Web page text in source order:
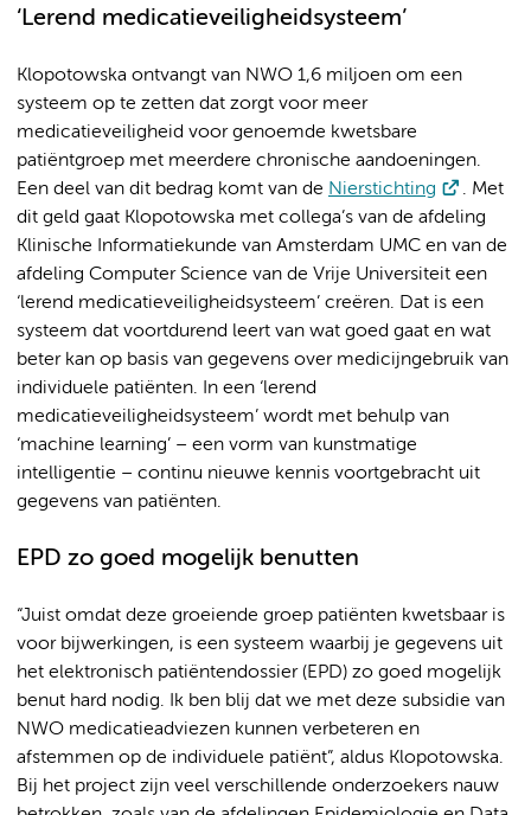
‘Lerend medicatieveiligheidsysteem’
Klopotowska ontvangt van NWO 1,6 miljoen om een
systeem op te zetten dat zorgt voor meer
medicatieveiligheid voor genoemde kwetsbare
patiëntgroep met meerdere chronische aandoeningen.
Een deel van dit bedrag komt van de Nierstichting
. Met
dit geld gaat Klopotowska met collega’s van de afdeling
Klinische Informatiekunde van Amsterdam UMC en van de
afdeling Computer Science van de Vrije Universiteit een
‘lerend medicatieveiligheidsysteem’ creëren. Dat is een
systeem dat voortdurend leert van wat goed gaat en wat
beter kan op basis van gegevens over medicijngebruik van
individuele patiënten. In een ‘lerend
medicatieveiligheidsysteem’ wordt met behulp van
‘machine learning’ – een vorm van kunstmatige
intelligentie – continu nieuwe kennis voortgebracht uit
gegevens van patiënten.
EPD zo goed mogelijk benutten
“Juist omdat deze groeiende groep patiënten kwetsbaar is
voor bijwerkingen, is een systeem waarbij je gegevens uit
het elektronisch patiëntendossier (EPD) zo goed mogelijk
benut hard nodig. Ik ben blij dat we met deze subsidie van
NWO medicatieadviezen kunnen verbeteren en
afstemmen op de individuele patiënt”, aldus Klopotowska.
Bij het project zijn veel verschillende onderzoekers nauw